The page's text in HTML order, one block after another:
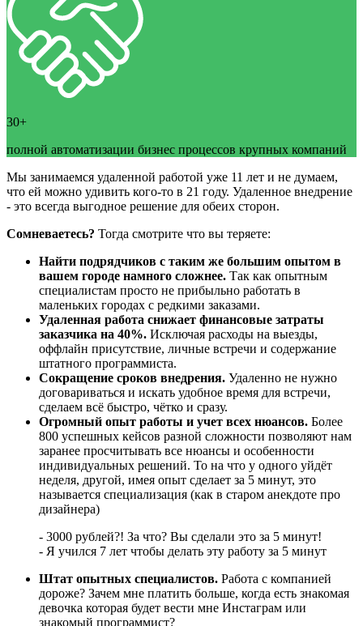
30+
полной автоматизации бизнес процессов крупных компаний
Мы занимаемся удаленной работой уже 11 лет и не думаем,
что ей можно удивить кого-то в 21 году. Удаленное внедрение
- это всегда выгодное решение для обеих сторон.
Сомневаетесь? Тогда смотрите что вы теряете:
Найти подрядчиков с таким же большим опытом в
вашем городе намного сложнее. Так как опытным
специалистам просто не прибыльно работать в
маленьких городах с редкими заказами.
Удаленная работа снижает финансовые затраты
заказчика на 40%. Исключая расходы на выезды,
оффлайн присутствие, личные встречи и содержание
штатного программиста.
Сокращение сроков внедрения. Удаленно не нужно
договариваться и искать удобное время для встречи,
сделаем всё быстро, чётко и сразу.
Огромный опыт работы и учет всех нюансов. Более
800 успешных кейсов разной сложности позволяют нам
заранее просчитывать все нюансы и особенности
индивидуальных решений. То на что у одного уйдёт
неделя, другой, имея опыт сделает за 5 минут, это
называется специализация (как в старом анекдоте про
дизайнера)
- 3000 рублей?! За что? Вы сделали это за 5 минут!
- Я учился 7 лет чтобы делать эту работу за 5 минут
Штат опытных специалистов. Работа с компанией
дороже? Зачем мне платить больше, когда есть знакомая
девочка которая будет вести мне Инстаграм или
знакомый программист?